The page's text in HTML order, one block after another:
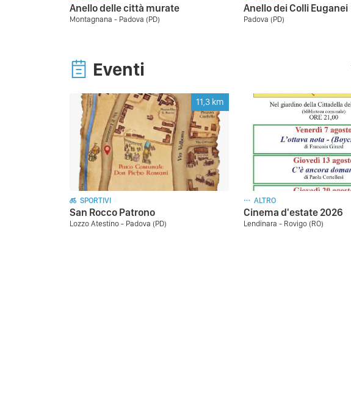
Anello delle città murate
Montagnana - Padova (PD)
Anello dei Colli Euganei
Padova (PD)
Eventi
11,3 km
SPORTIVI
San Rocco Patrono
Lozzo Atestino - Padova (PD)
ALTRO
Cinema d'estate 2026
Lendinara - Rovigo (RO)